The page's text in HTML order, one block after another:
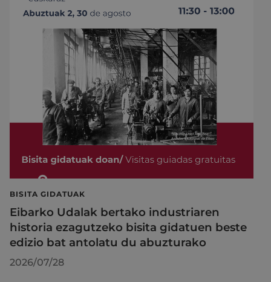
BISITA GIDATUAK
Eibarko Udalak bertako industriaren
historia ezagutzeko bisita gidatuen beste
edizio bat antolatu du abuzturako
2026/07/28